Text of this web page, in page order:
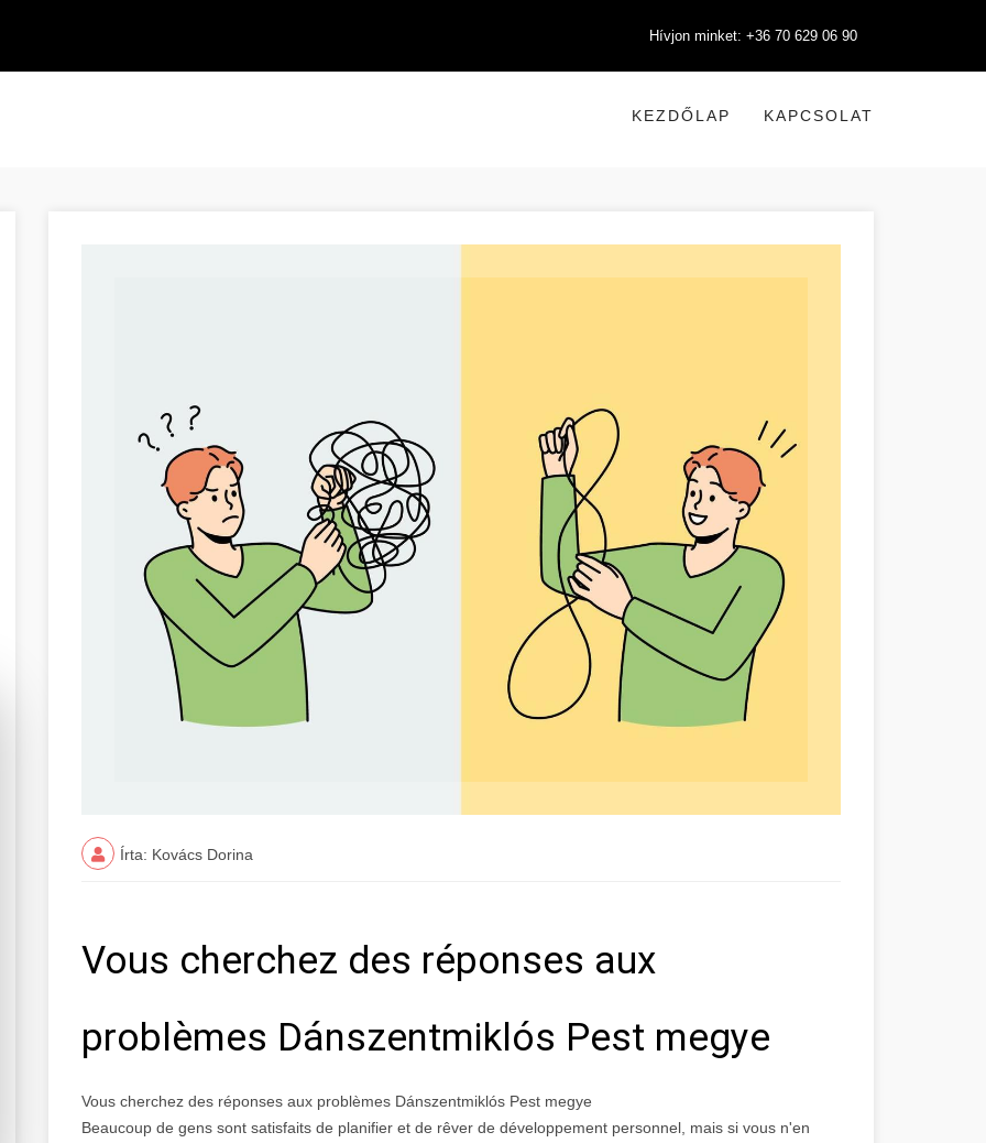
Hívjon minket: +36 70 629 06 90
KEZDŐLAP KAPCSOLAT
Írta: Kovács Dorina
Vous cherchez des réponses aux
problèmes Dánszentmiklós Pest megye
Vous cherchez des réponses aux problèmes Dánszentmiklós Pest megye
Beaucoup de gens sont satisfaits de planifier et de rêver de développement personnel, mais si vous n'en